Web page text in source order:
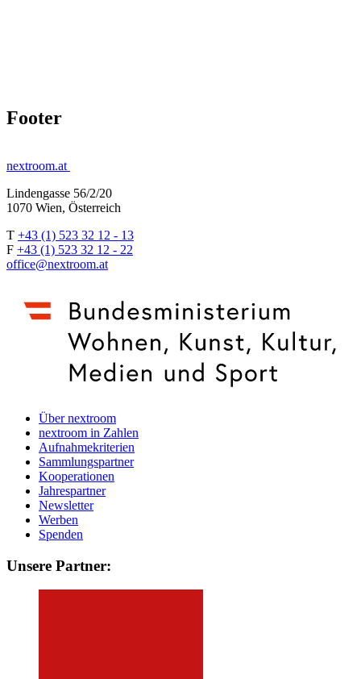
Footer
nextroom.at
Lindengasse 56/2/20
1070 Wien, Österreich
T +43 (1) 523 32 12 - 13
F +43 (1) 523 32 12 - 22
office@nextroom.at
Über nextroom
nextroom in Zahlen
Aufnahmekriterien
Sammlungspartner
Kooperationen
Jahrespartner
Newsletter
Werben
Spenden
Unsere Partner: